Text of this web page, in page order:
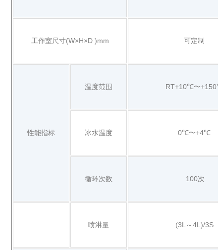
工作室尺寸(W×H×D )mm 可定制
性能指标
温度范围 RT+10℃〜
冰水温度 0℃〜+4℃
循环次数 100次
喷淋量 (3L～4L)/3S